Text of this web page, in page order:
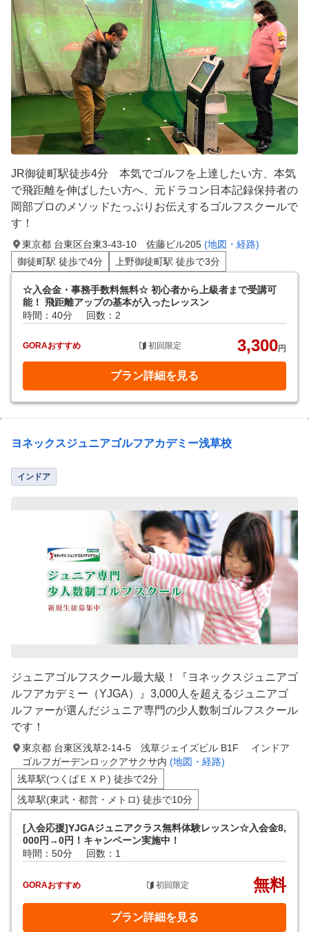
JR御徒町駅徒歩4分 本気でゴルフを上達したい方、本気
で飛距離を伸ばしたい方へ、元ドラコン日本記録保持者の
岡部プロのメソッドたっぷりお伝えするゴルフスクールで
す！
東京都 台東区台東3-43-10 佐藤ビル205 (地図・経路)
御徒町駅 徒歩で4分
上野御徒町駅 徒歩で3分
☆入会金・事務手数料無料☆ 初心者から上級者まで受講可
能！ 飛距離アップの基本が入ったレッスン
時間：40分
回数：2
GORAおすすめ 初回限定 3,300円
プラン詳細を見る
ヨネックスジュニアゴルフアカデミー浅草校
インドア
ジュニアゴルフスクール最大級！『ヨネックスジュニアゴ
ルフアカデミー（YJGA）』3,000人を超えるジュニアゴ
ルファーが選んだジュニア専門の少人数制ゴルフスクール
です！
東京都 台東区浅草2-14-5 浅草ジェイズビル B1F インドア
ゴルフガーデンロックアサクサ内 (地図・経路)
浅草駅(つくばＥＸＰ) 徒歩で2分
浅草駅(東武・都営・メトロ) 徒歩で10分
[入会応援]YJGAジュニアクラス無料体験レッスン☆入会金8,
000円→0円！キャンペーン実施中！
時間：50分
回数：1
GORAおすすめ 初回限定 無料
プラン詳細を見る